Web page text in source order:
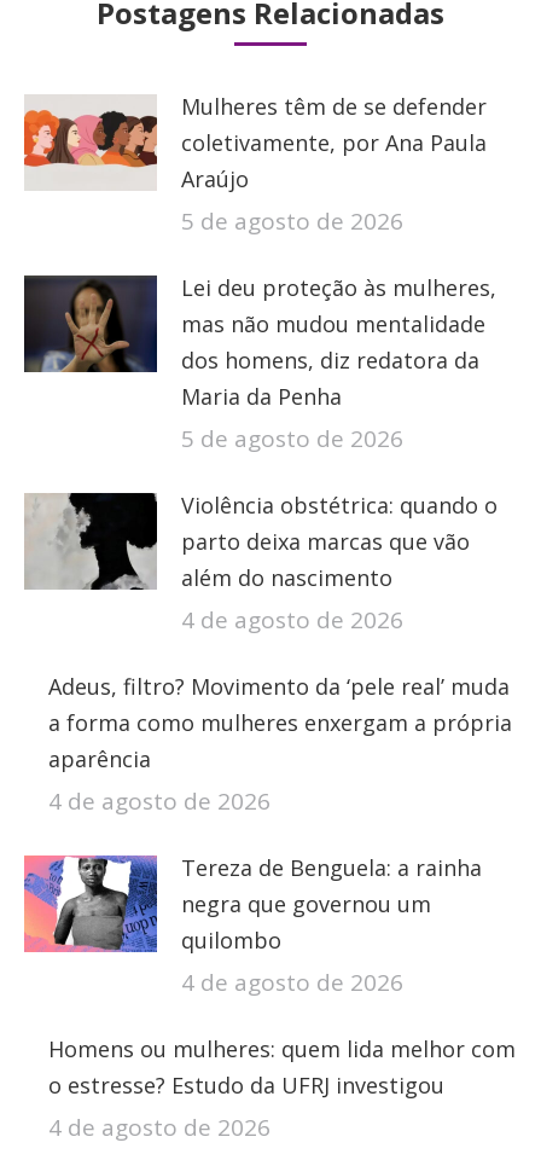
Postagens Relacionadas
Mulheres têm de se defender
coletivamente, por Ana Paula
Araújo
5 de agosto de 2026
Lei deu proteção às mulheres,
mas não mudou mentalidade
dos homens, diz redatora da
Maria da Penha
5 de agosto de 2026
Violência obstétrica: quando o
parto deixa marcas que vão
além do nascimento
4 de agosto de 2026
Adeus, filtro? Movimento da ‘pele real’ muda
a forma como mulheres enxergam a própria
aparência
4 de agosto de 2026
Tereza de Benguela: a rainha
negra que governou um
quilombo
4 de agosto de 2026
Homens ou mulheres: quem lida melhor com
o estresse? Estudo da UFRJ investigou
4 de agosto de 2026